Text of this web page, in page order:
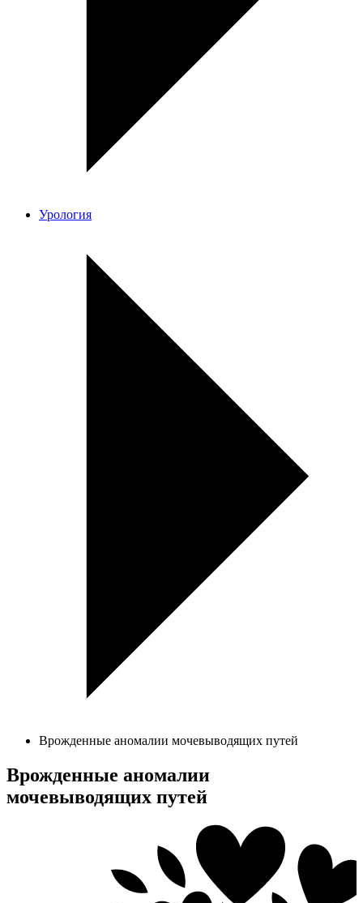
Урология
Врожденные аномалии мочевыводящих путей
Врожденные аномалии
мочевыводящих путей